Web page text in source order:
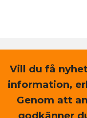
Vill du få
information,
Genom att
godkänner